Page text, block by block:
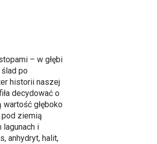
– w głębi
ślad po
historii naszej
decydować o
głęboko
pod ziemią
i
anhydryt, halit,